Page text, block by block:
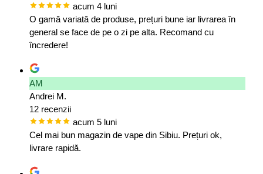
acum 4 luni
O gamă variată de produse, prețuri bune iar livrarea în
general se face de pe o zi pe alta. Recomand cu
încredere!
AM
Andrei M.
12 recenzii
acum 5 luni
Cel mai bun magazin de vape din Sibiu. Prețuri ok,
livrare rapidă.